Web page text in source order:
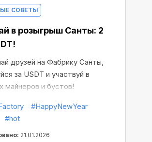
СОВЕТЫ
в розыгрыш Санты: 2
друзей на Фабрику Санты,
за USDT и участвуй в
майнеров и бустов!
#HappyNewYear
#hot
21.01.2026